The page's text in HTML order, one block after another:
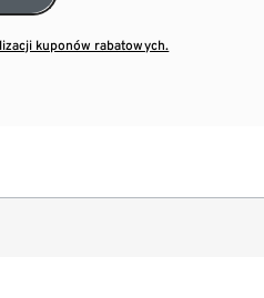
kuponów rabatowych.